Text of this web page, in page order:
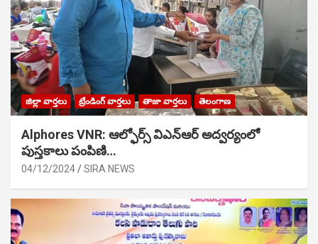
జిల్లా వార్తలు ట్రేండింగ్ వార్తలు తాజా వార్తలు తెలంగాణ
Alphores VNR: ఆల్ఫోర్స్ విఎన్ఆర్ అద్వర్యంలో
పుస్తకాలు పంపిణి…
04/12/2024 SIRA NEWS